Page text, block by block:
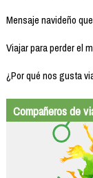
Mensaje navideño
Viajar para perder el
¿Por qué nos gusta
Compañeros de